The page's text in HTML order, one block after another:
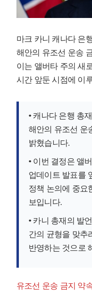
마크 카니 캐나다 은
해안의 유조선 운송
이는 앨버타 주의 새
시간 앞둔 시점에 이
• 캐나다 은행 총
해안의 유조선 운
밝혔습니다.
• 이번 결정은 앨
업데이트 발표를
정책 논의에 중요
보입니다.
• 카니 총재의 발
간의 균형을 맞추
반영하는 것으로
유조선 운송 금지 약